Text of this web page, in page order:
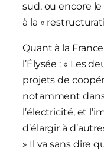
sud, ou encore
à la «
Quant à la
l’Élysée : « Les
projets de
notamment
l’électricité, et
d’élargir à
» Il va sans dire